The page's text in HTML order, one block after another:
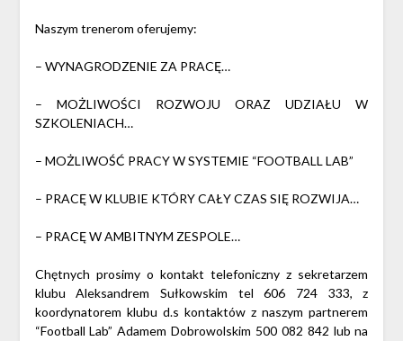
Naszym trenerom oferujemy:
– WYNAGRODZENIE ZA PRACĘ…
– MOŻLIWOŚCI ROZWOJU ORAZ UDZIAŁU W
SZKOLENIACH…
– MOŻLIWOŚĆ PRACY W SYSTEMIE “FOOTBALL LAB”
– PRACĘ W KLUBIE KTÓRY CAŁY CZAS SIĘ ROZWIJA…
– PRACĘ W AMBITNYM ZESPOLE…
Chętnych prosimy o kontakt telefoniczny z sekretarzem
klubu Aleksandrem Sułkowskim tel 606 724 333, z
koordynatorem klubu d.s kontaktów z naszym partnerem
“Football Lab” Adamem Dobrowolskim 500 082 842 lub na